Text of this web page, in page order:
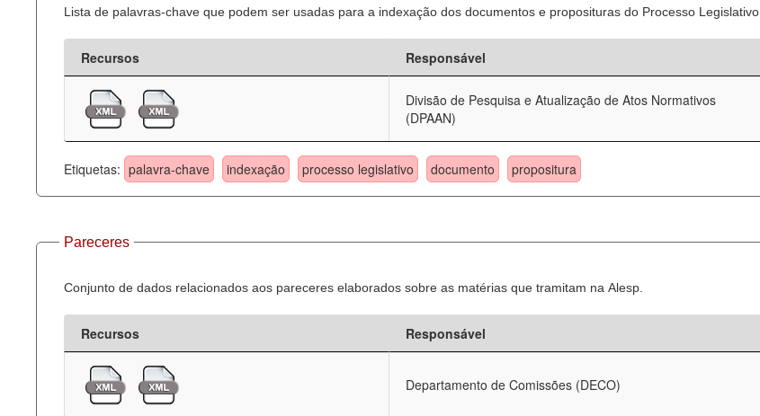
Lista de palavras-chave que podem ser usadas para a indexação dos documentos e proposituras do Processo Legislativo.
Recursos Responsável
Divisão de Pesquisa e Atualização de Atos Normativos
(DPAAN)
Etiquetas: palavra-chave indexação processo legislativo documento propositura
Pareceres
Conjunto de dados relacionados aos pareceres elaborados sobre as matérias que tramitam na Alesp.
Recursos Responsável
Departamento de Comissões (DECO)